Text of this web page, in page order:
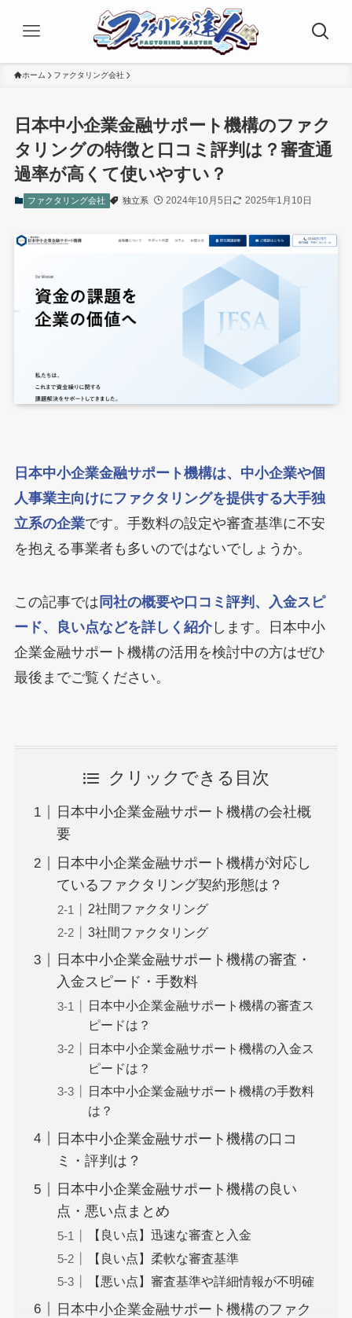
ホーム ファクタリング会社
日本中小企業金融サポート機構のファク
タリングの特徴と口コミ評判は？審査通
過率が高くて使いやすい？
ファクタリング会社 独立系 2024年10月5日 2025年1月10日
日本中小企業金融サポート機構は、中小企業や個
人事業主向けにファクタリングを提供する大手独
立系の企業です。手数料の設定や審査基準に不安
を抱える事業者も多いのではないでしょうか。
この記事では 同社の概要や口コミ評判、入金スピ
ード、良い点などを詳しく紹介します。日本中小
企業金融サポート機構の活用を検討中の方はぜひ
最後までご覧ください。
クリックできる目次
日本中小企業金融サポート機構の会社概
要
日本中小企業金融サポート機構が対応し
ているファクタリング契約形態は？
2社間ファクタリング
3社間ファクタリング
日本中小企業金融サポート機構の審査・
入金スピード・手数料
日本中小企業金融サポート機構の審査ス
ピードは？
日本中小企業金融サポート機構の入金ス
ピードは？
日本中小企業金融サポート機構の手数料
は？
日本中小企業金融サポート機構の口コ
ミ・評判は？
日本中小企業金融サポート機構の良い
点・悪い点まとめ
【良い点】迅速な審査と入金
【良い点】柔軟な審査基準
【悪い点】審査基準や詳細情報が不明確
日本中小企業金融サポート機構のファク